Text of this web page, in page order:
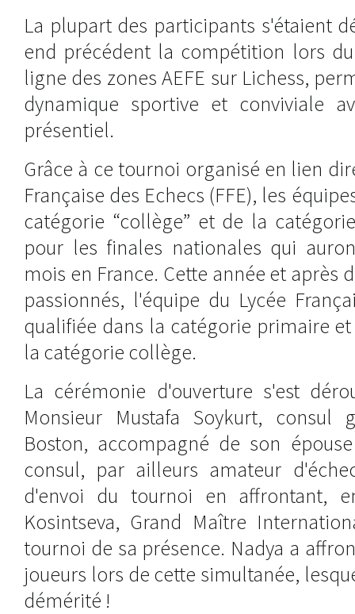
La plupart des participants s'étaient
end précédent la compétition lors
ligne des zones AEFE sur Lichess,
dynamique sportive et conviviale
présentiel.
Grâce à ce tournoi organisé en lien
Française des Echecs (FFE), les
catégorie “collège” et de la
pour les finales nationales qui
mois en France. Cette année et après
passionnés, l'équipe du Lycée
qualifiée dans la catégorie primaire et
la catégorie collège.
La cérémonie d'ouverture s'est
Monsieur Mustafa Soykurt, consul
Boston, accompagné de son
consul, par ailleurs amateur
d'envoi du tournoi en affrontant,
Kosintseva, Grand Maître
tournoi de sa présence. Nadya a
joueurs lors de cette simultanée,
démérité !